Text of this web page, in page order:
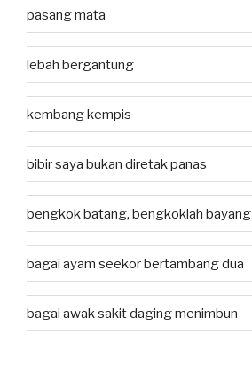
pasang mata
lebah bergantung
kembang kempis
bibir saya bukan diretak panas
bengkok batang, bengkoklah bayang
bagai ayam seekor bertambang dua
bagai awak sakit daging menimbun